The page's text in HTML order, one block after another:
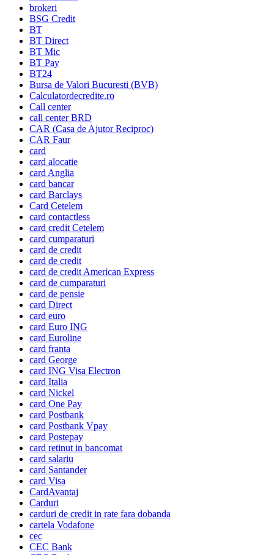
brokeri
BSG Credit
BT
BT Direct
BT Mic
BT Pay
BT24
Bursa de Valori Bucuresti (BVB)
Calculatordecredite.ro
Call center
call center BRD
CAR (Casa de Ajutor Reciproc)
CAR Faur
card
card alocatie
card Anglia
card bancar
card Barclays
Card Cetelem
card contactless
card credit Cetelem
card cumparaturi
card de credit
card de credit
card de credit American Express
card de cumparaturi
card de pensie
card Direct
card euro
card Euro ING
card Euroline
card franta
card George
card ING Visa Electron
card Italia
card Nickel
card One Pay
card Postbank
card Postbank Vpay
card Postepay
card retinut in bancomat
card salariu
card Santander
card Visa
CardAvantaj
Carduri
carduri de credit in rate fara dobanda
cartela Vodafone
cec
CEC Bank